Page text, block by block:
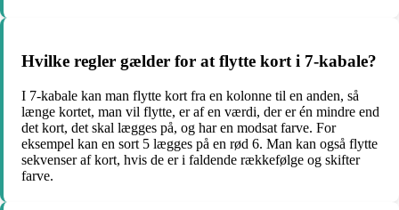
Hvilke regler gælder for at flytte kort i 7-kabale?
I 7-kabale kan man flytte kort fra en kolonne til en anden, så
længe kortet, man vil flytte, er af en værdi, der er én mindre end
det kort, det skal lægges på, og har en modsat farve. For
eksempel kan en sort 5 lægges på en rød 6. Man kan også flytte
sekvenser af kort, hvis de er i faldende rækkefølge og skifter
farve.